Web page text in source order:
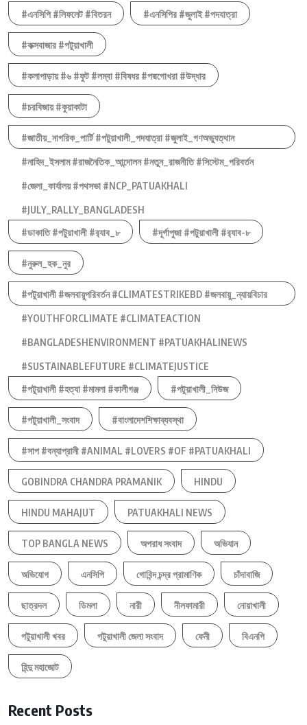
#এনসিপি #লিফলেট #বিতরন #এনসিপির #জুলাই #পদযাত্রা
#কক্সবাজার #পটুয়াখালী
#কলাপাড়ায় #৬ #ফুট #লম্বা #বিষধর #পদ্মগোখরা #উদ্ধার
#চরবিজায় #কুয়াকাটা
#জাতীয়_নাগরিক_পার্টি #পটুয়াখালী_পদযাত্রা #জুলাই_গণঅভ্যুত্থান
#নাহিদ_ইসলাম #রাজনৈতিক_আন্দোলন #নতুন_রাজনীতি #সিস্টেম_পরিবর্তন
#জেলা_কার্যালয় #পথসভা #NCP_PATUAKHALI
#JULY_RALLY_BANGLADESH
#ডাকাতি #পটুয়াখালী #র‍্যাব_৮
#দূর্গাপুজা #পটুয়াখালী #র‍্যাব-৮
#নুরুল_হক_নুর
#পটুয়াখালী #জলবায়ুপরিবর্তন #CLIMATESTRIKEBD #জলবায়ু_ন্যায়বিচার
#YOUTHFORCLIMATE #CLIMATEACTION
#BANGLADESHENVIRONMENT #PATUAKHALINEWS
#SUSTAINABLEFUTURE #CLIMATEJUSTICE
#পটুয়াখালী #হত্যা #মামলা #কালীগঞ্জ
#পটুয়াখালী_নিউজ
#পটুয়াখালী_সংবাদ #বাংলাদেশশিক্ষাব্যবস্থা
#সাপ #বন্যাপ্রানী #ANIMAL #LOVERS #OF #PATUAKHALI
GOBINDRA CHANDRA PRAMANIK HINDU
HINDU MAHAJUT PATUAKHALI NEWS
TOP BANGLA NEWS অপরাধ সংবাদ অভিযান
অভিযোগ এনসিপি গোবিন্দ চন্দ্র প্রামাণিক চাঁদাবাজি
ছাত্রদল ডিমলা নারী নীলফামারী নোয়াখালী
পটুয়াখালী খবর পটুয়াখালী জেলা সংবাদ ফেনী বিএনপি
হিন্দু মহাজোট
Recent Posts